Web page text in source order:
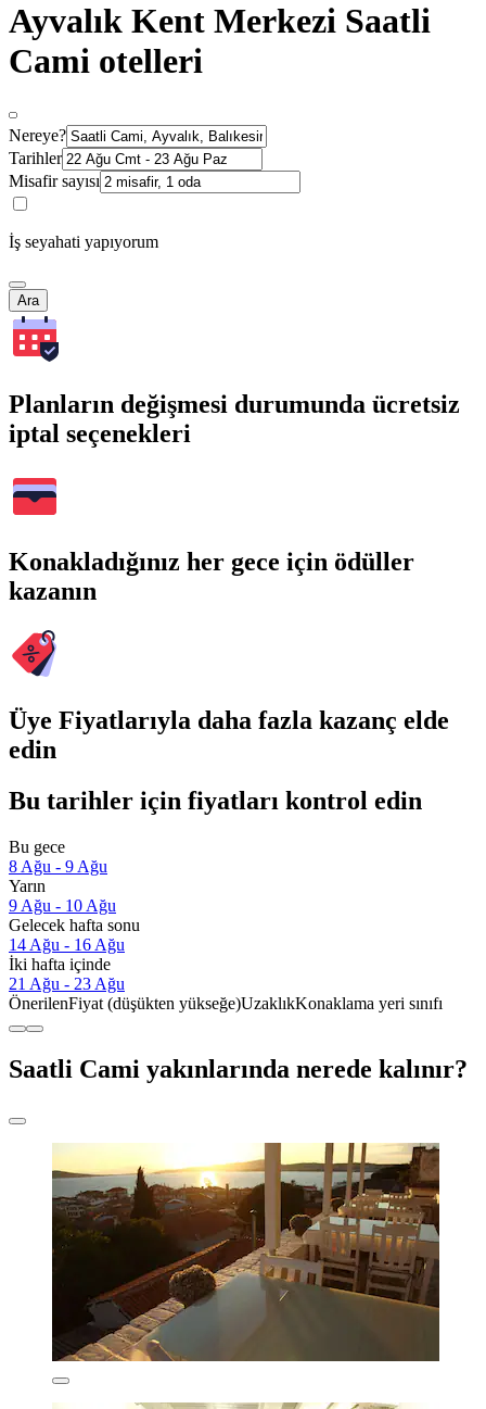
Ayvalık Kent Merkezi Saatli
Cami otelleri
Nereye?
Tarihler
Misafir sayısı
İş seyahati yapıyorum
Ara
Planların değişmesi durumunda ücretsiz
iptal seçenekleri
Konakladığınız her gece için ödüller
kazanın
Üye Fiyatlarıyla daha fazla kazanç elde
edin
Bu tarihler için fiyatları kontrol edin
Bu gece
8 Ağu - 9 Ağu
Yarın
9 Ağu - 10 Ağu
Gelecek hafta sonu
14 Ağu - 16 Ağu
İki hafta içinde
21 Ağu - 23 Ağu
ÖnerilenFiyat (düşükten yükseğe)UzaklıkKonaklama yeri sınıfı
Saatli Cami yakınlarında nerede kalınır?